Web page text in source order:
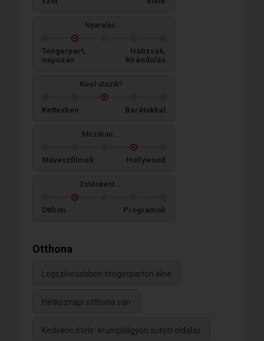
Nyaralás:
Tengerpart,
napozás
Hátizsák,
kirándulás
Kivel utazik?
Kettesben Barátokkal
Moziban...
Művészfilmek Hollywood
Esténként...
Otthon Programok
Otthona
Legszívesebben tengerparton élne
Hétköznapi otthona van
Kedvenc étele: krumpliágyon sütött oldalas